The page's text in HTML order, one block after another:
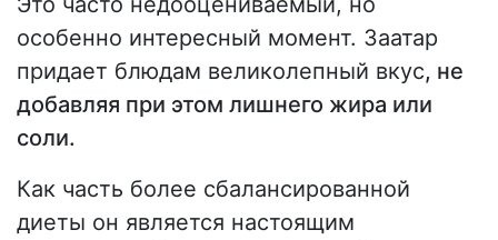
особенно интересный момент. Заатар
придает блюдам великолепный вкус, не
добавляя при этом лишнего жира или
соли.
Как часть более сбалансированной
диеты он является настоящим